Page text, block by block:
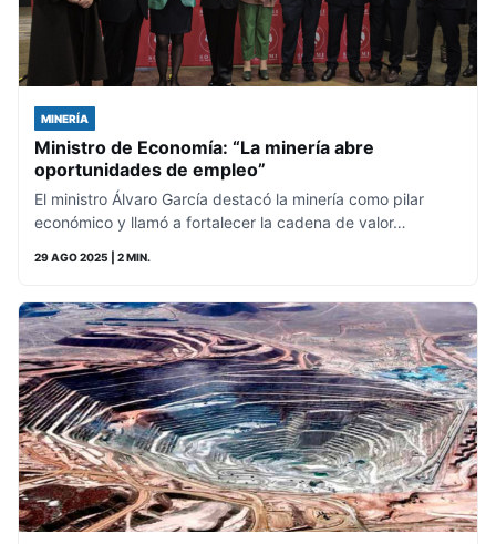
MINERÍA
Ministro de Economía: “La minería abre
oportunidades de empleo”
El ministro Álvaro García destacó la minería como pilar
económico y llamó a fortalecer la cadena de valor…
29 AGO 2025 | 2 MIN.